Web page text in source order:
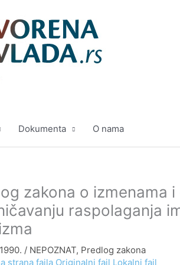
Dokumenta O nama
zakona o izmenama
raspolaganja
/ NEPOZNAT, Predlog zakona
strana fajla Originalni fajl Lokalni fajl